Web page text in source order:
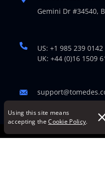
Using this site means
accepting the Cookie Policy.
Gemini Dr #34540,
US: +1 985 239 0142
UK: +44 (0)16 1509